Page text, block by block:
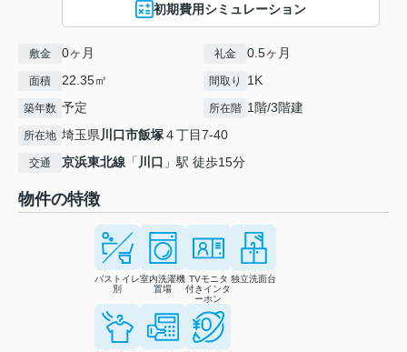
初期費用シミュレーション
敷金 0ヶ月 礼金 0.5ヶ月
面積 22.35㎡ 間取り 1K
築年数 予定 所在階 1階/3階建
所在地 埼玉県川口市飯塚４丁目7-40
交通 京浜東北線 「 川口 」駅 徒歩15分
物件の特徴
バストイレ
別
室内洗濯機
置場
TVモニタ
付きインタ
ーホン
独立洗面台